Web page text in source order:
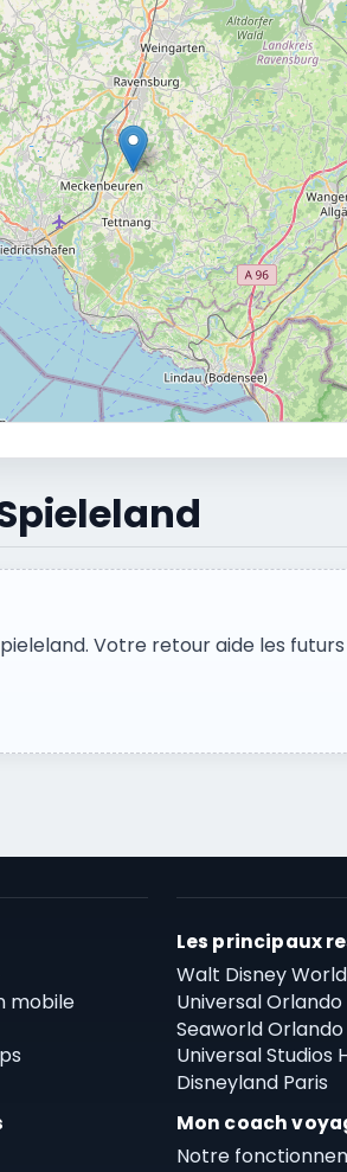
Votre retour aide les
mobile
Les principaux
Walt Disney World
Universal
Seaworld Orlando
Universal Studios
Disneyland Paris
Mon coach
Notre